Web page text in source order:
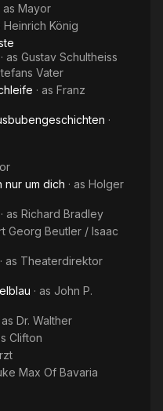
as Mayor
Heinrich König
· as Gustav Schultheiss
Vater
· as Franz
·
nur um dich · as Holger
· as Richard Bradley
Georg Beutler / Isaac
· as Theaterdirektor
· as John P.
as Dr. Walther
Clifton
Max Of Bavaria